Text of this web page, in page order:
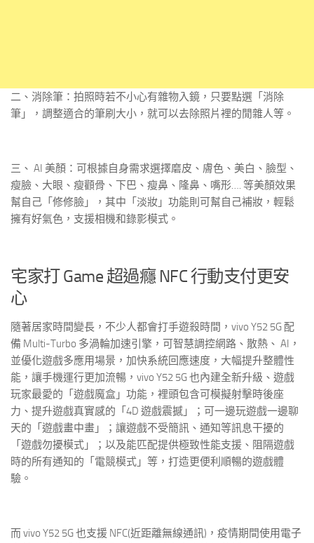
二、消除筆：拍照時若不小心有雜物入鏡，只要點選「消除
筆」，調整適合的筆刷大小，就可以去除照片裡的閒雜人等。
三、 AI 美顏：可根據自身需求選擇磨皮、膚色、美白、臉型、
瘦臉、大眼、瘦顴骨、下巴、瘦鼻、隆鼻、嘴形…. 等美顏效果
幫自己「修修臉」，其中「淡妝」功能則可幫自己補妝，輕鬆
擁有好氣色，支援相機和錄影模式。
宅家打 Game 超過癮 NFC 行動支付更安
心
隨著居家時間變長，不少人都會打手遊殺時間，vivo Y52 5G 配
備 Multi-Turbo 多渦輪加速引擎，可智慧調控網路、散熱、 AI，
並優化遊戲多應用場景，加快系統回應速度，大幅提升整體性
能，讓手機運行更加流暢，vivo Y52 5G 也內建全新升級、遊戲
玩家最愛的「遊戲魔盒」功能，裡頭包含可模擬射擊時後座
力、提升遊戲真實感的「4D 遊戲震撼」；可一邊玩遊戲一邊聊
天的「遊戲畫中畫」；讓遊戲不受簡訊、通知等訊息干擾的
「遊戲勿擾模式」；以及能匹配提供極致性能支援、阻隔遊戲
時的所有通知的「電競模式」等，打造更便利順暢的遊戲體
驗。
而 vivo Y52 5G 也支援 NFC(近距離無線通訊)，疫情期間使用電子